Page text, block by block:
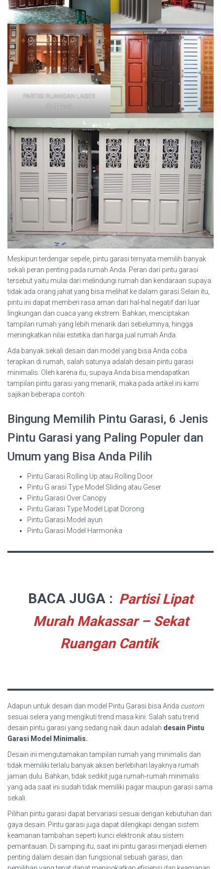
PARTISI RUANGAN LASER
CUTTING
Meskipun terdengar sepele, pintu garasi ternyata memilih banyak
sekali peran penting pada rumah Anda. Peran dari pintu garasi
tersebut yaitu mulai dari melindungi rumah dan kendaraan supaya
tidak ada orang jahat yang bisa melihat ke dalam garasi.Selain itu,
pintu ini dapat memberi rasa aman dari hal-hal negatif dari luar
lingkungan dan cuaca yang ekstrem. Bahkan, menciptakan
tampilan rumah yang lebih menarik dari sebelumnya, hingga
meningkatkan nilai estetika dan harga jual rumah Anda.
Ada banyak sekali desain dan model yang bisa Anda coba
terapkan di rumah, salah satunya adalah desain pintu garasi
minimalis. Oleh karena itu, supaya Anda bisa mendapatkan
tampilan pintu garasi yang menarik, maka pada artikel ini kami
sajikan beberapa contoh:
Bingung Memilih Pintu Garasi, 6 Jenis
Pintu Garasi yang Paling Populer dan
Umum yang Bisa Anda Pilih
Pintu Garasi Rolling Up atau Rolling Door
Pintu G arasi Type Model Sliding atau Geser
Pintu Garasi Over Canopy
Pintu Garasi Type Model Lipat Dorong
Pintu Garasi Model ayun
Pintu Garasi Model Harmonika
BACA JUGA : Partisi Lipat
Murah Makassar – Sekat
Ruangan Cantik
Adapun untuk desain dan model Pintu Garasi bisa Anda custom
sesuai selera yang mengikuti trend masa kini. Salah satu trend
desain pintu garasi yang sedang naik daun adalah desain Pintu
Garasi Model Minimalis.
Desain ini mengutamakan tampilan rumah yang minimalis dan
tidak memiliki terlalu banyak aksen berlebihan layaknya rumah
jaman dulu. Bahkan, tidak sedikit juga rumah-rumah minimalis
yang ada saat ini sudah tidak memiliki pagar maupun garasi sama
sekali.
Pilihan pintu garasi dapat bervariasi sesuai dengan kebutuhan dan
gaya desain. Pintu garasi juga dapat dilengkapi dengan sistem
keamanan tambahan seperti kunci elektronik atau sistem
pemantauan. Di samping itu, saat ini pintu garasi menjadi elemen
penting dalam desain dan fungsional sebuah garasi, dan